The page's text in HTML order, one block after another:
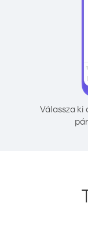
Válassza ki